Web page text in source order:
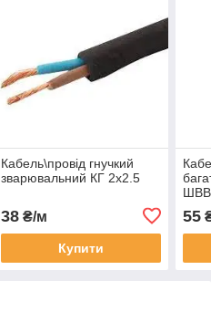
Кабель\провід гнучкий
зварювальний КГ 2х2.5
38₴/м
Купити
55